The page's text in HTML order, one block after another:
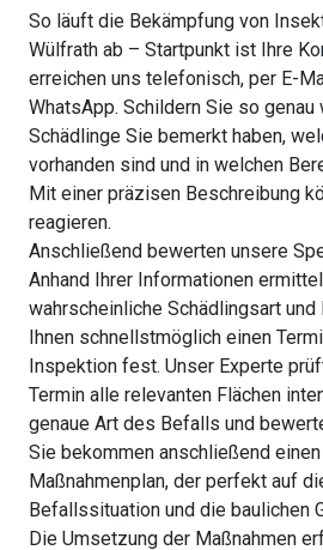
So läuft die Bekämpfung von
Wülfrath ab – Startpunkt ist Ihre
erreichen uns telefonisch, per E-
WhatsApp. Schildern Sie so
Schädlinge Sie bemerkt haben,
vorhanden sind und in welchen
Mit einer präzisen Beschreibung
reagieren.
Anschließend bewerten unsere
Anhand Ihrer Informationen
wahrscheinliche Schädlingsart
Ihnen schnellstmöglich einen
Inspektion fest. Unser Experte
Termin alle relevanten Flächen
genaue Art des Befalls und
Sie bekommen anschließend
Maßnahmenplan, der perfekt auf
Befallssituation und die baulichen
Die Umsetzung der Maßnahmen